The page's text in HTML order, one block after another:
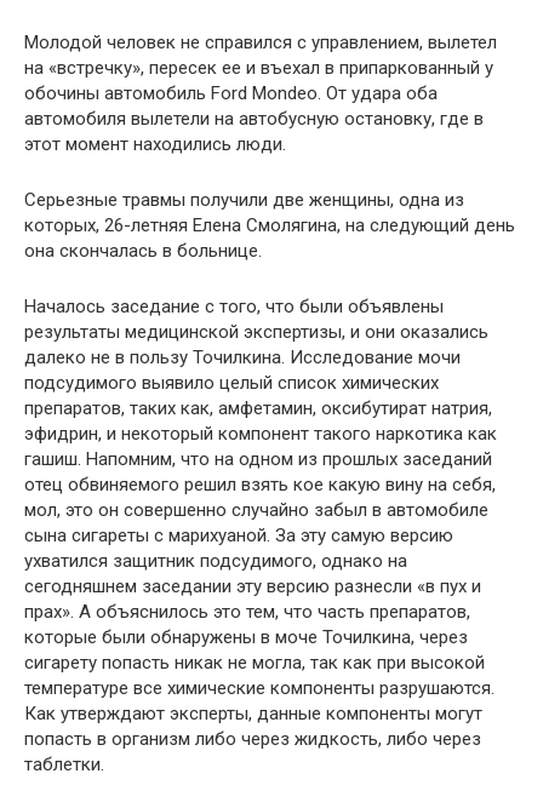
Молодой человек не справился с управлением, вылетел
на «встречку», пересек ее и въехал в припаркованный у
обочины автомобиль Ford Mondeo. От удара оба
автомобиля вылетели на автобусную остановку, где в
этот момент находились люди.
Серьезные травмы получили две женщины, одна из
которых, 26-летняя Елена Смолягина, на следующий день
она скончалась в больнице.
Началось заседание с того, что были объявлены
результаты медицинской экспертизы, и они оказались
далеко не в пользу Точилкина. Исследование мочи
подсудимого выявило целый список химических
препаратов, таких как, амфетамин, оксибутират натрия,
эфидрин, и некоторый компонент такого наркотика как
гашиш. Напомним, что на одном из прошлых заседаний
отец обвиняемого решил взять кое какую вину на себя,
мол, это он совершенно случайно забыл в автомобиле
сына сигареты с марихуаной. За эту самую версию
ухватился защитник подсудимого, однако на
сегодняшнем заседании эту версию разнесли «в пух и
прах». А объяснилось это тем, что часть препаратов,
которые были обнаружены в моче Точилкина, через
сигарету попасть никак не могла, так как при высокой
температуре все химические компоненты разрушаются.
Как утверждают эксперты, данные компоненты могут
попасть в организм либо через жидкость, либо через
таблетки.